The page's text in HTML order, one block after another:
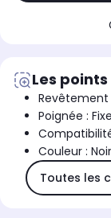
Les
Poignée : Fixe
Couleur : Noir
Toutes les